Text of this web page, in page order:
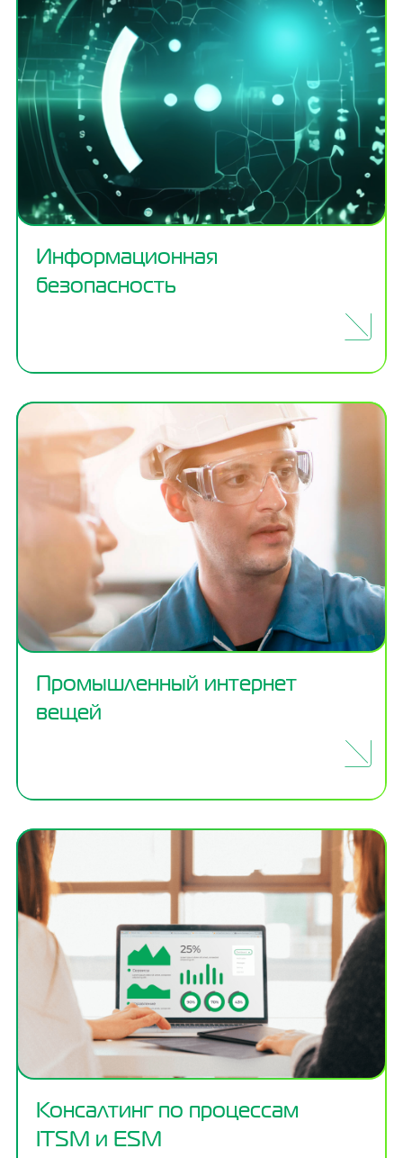
Информационная
безопасность
Промышленный интернет
вещей
Консалтинг по процессам
ITSM и ESM